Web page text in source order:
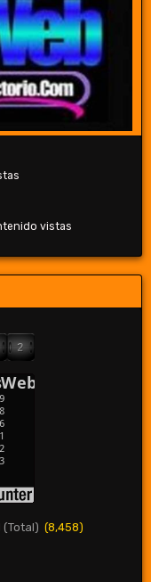
vistas
(Total) (8,458)